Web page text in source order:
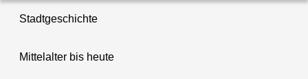
Stadtgeschichte
Mittelalter bis heute